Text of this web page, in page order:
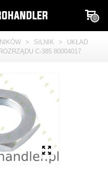
0
> SILNIK >
UKŁAD
C-385 80004017